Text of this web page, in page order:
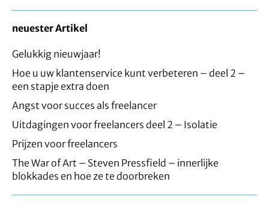
neuester Artikel
Gelukkig nieuwjaar!
Hoe u uw klantenservice kunt verbeteren – deel 2 –
een stapje extra doen
Angst voor succes als freelancer
Uitdagingen voor freelancers deel 2 – Isolatie
Prijzen voor freelancers
The War of Art – Steven Pressfield – innerlijke
blokkades en hoe ze te doorbreken